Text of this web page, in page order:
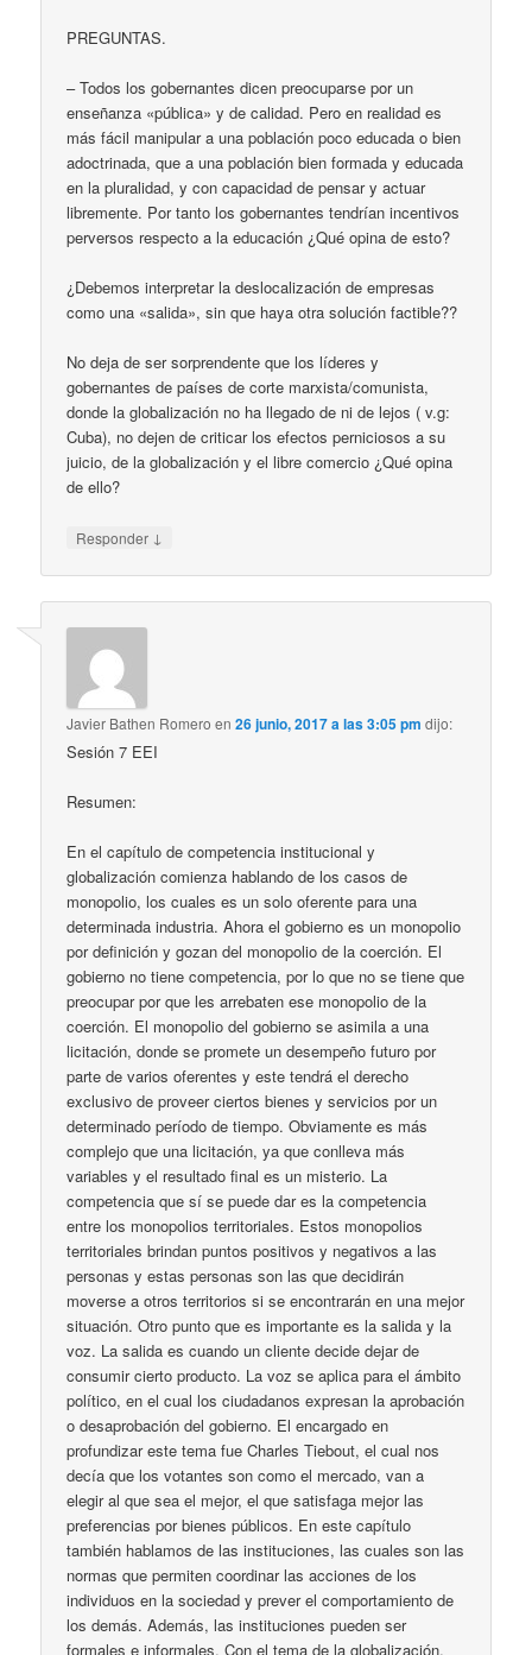
PREGUNTAS.
– Todos los gobernantes dicen preocuparse por un
enseñanza «pública» y de calidad. Pero en realidad es
más fácil manipular a una población poco educada o bien
adoctrinada, que a una población bien formada y educada
en la pluralidad, y con capacidad de pensar y actuar
libremente. Por tanto los gobernantes tendrían incentivos
perversos respecto a la educación ¿Qué opina de esto?
¿Debemos interpretar la deslocalización de empresas
como una «salida», sin que haya otra solución factible??
No deja de ser sorprendente que los líderes y
gobernantes de países de corte marxista/comunista,
donde la globalización no ha llegado de ni de lejos ( v.g:
Cuba), no dejen de criticar los efectos perniciosos a su
juicio, de la globalización y el libre comercio ¿Qué opina
de ello?
Responder ↓
Javier Bathen Romero en26 junio, 2017 a las 3:05 pm dijo:
Sesión 7 EEI
Resumen:
En el capítulo de competencia institucional y
globalización comienza hablando de los casos de
monopolio, los cuales es un solo oferente para una
determinada industria. Ahora el gobierno es un monopolio
por definición y gozan del monopolio de la coerción. El
gobierno no tiene competencia, por lo que no se tiene que
preocupar por que les arrebaten ese monopolio de la
coerción. El monopolio del gobierno se asimila a una
licitación, donde se promete un desempeño futuro por
parte de varios oferentes y este tendrá el derecho
exclusivo de proveer ciertos bienes y servicios por un
determinado período de tiempo. Obviamente es más
complejo que una licitación, ya que conlleva más
variables y el resultado final es un misterio. La
competencia que sí se puede dar es la competencia
entre los monopolios territoriales. Estos monopolios
territoriales brindan puntos positivos y negativos a las
personas y estas personas son las que decidirán
moverse a otros territorios si se encontrarán en una mejor
situación. Otro punto que es importante es la salida y la
voz. La salida es cuando un cliente decide dejar de
consumir cierto producto. La voz se aplica para el ámbito
político, en el cual los ciudadanos expresan la aprobación
o desaprobación del gobierno. El encargado en
profundizar este tema fue Charles Tiebout, el cual nos
decía que los votantes son como el mercado, van a
elegir al que sea el mejor, el que satisfaga mejor las
preferencias por bienes públicos. En este capítulo
también hablamos de las instituciones, las cuales son las
normas que permiten coordinar las acciones de los
individuos en la sociedad y prever el comportamiento de
los demás. Además, las instituciones pueden ser
formales e informales. Con el tema de la globalización,